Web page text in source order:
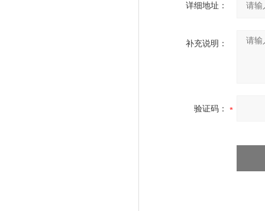
详细地址：
补充说明：
验证码：